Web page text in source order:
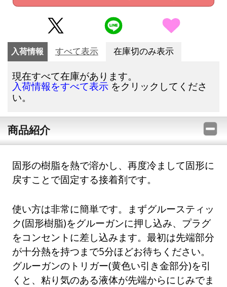
入荷情報 すべて表示 在庫切のみ表示
現在すべて在庫があります。
入荷情報をすべて表示 をクリックしてくださ
い。
商品紹介
固形の樹脂を熱で溶かし、再度冷まして固形に
戻すことで固定する接着剤です。
使い方は非常に簡単です。まずグルースティッ
ク(固形樹脂)をグルーガンに押し込み、プラグ
をコンセントに差し込みます。最初は先端部分
が十分熱を持つまで5分ほどお待ちください。
グルーガンのトリガー(黄色い引き金部分)を引
くと、粘り気のある液体が先端からにじみでま